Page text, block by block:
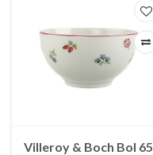
Villeroy & Boch Bol 65